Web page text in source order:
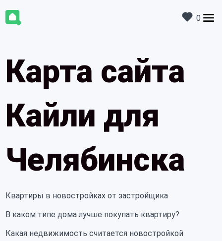
0
Карта сайта
Кайли для
Челябинска
Квартиры в новостройках от застройщика
В каком типе дома лучше покупать квартиру?
Какая недвижимость считается новостройкой